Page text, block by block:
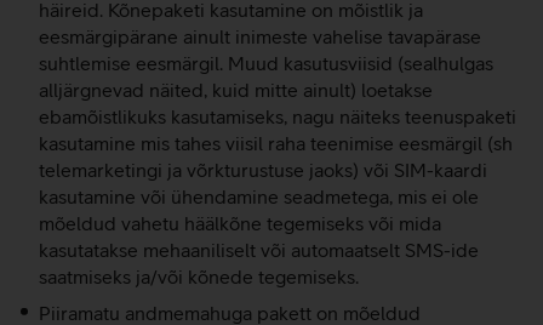
häireid. Kõnepaketi kasutamine on mõistlik ja
eesmärgipärane ainult inimeste vahelise tavapärase
suhtlemise eesmärgil. Muud kasutusviisid (sealhulgas
alljärgnevad näited, kuid mitte ainult) loetakse
ebamõistlikuks kasutamiseks, nagu näiteks teenuspaketi
kasutamine mis tahes viisil raha teenimise eesmärgil (sh
telemarketingi ja võrkturustuse jaoks) või SIM-kaardi
kasutamine või ühendamine seadmetega, mis ei ole
mõeldud vahetu häälkõne tegemiseks või mida
kasutatakse mehaaniliselt või automaatselt SMS-ide
saatmiseks ja/või kõnede tegemiseks.
Piiramatu andmemahuga pakett on mõeldud